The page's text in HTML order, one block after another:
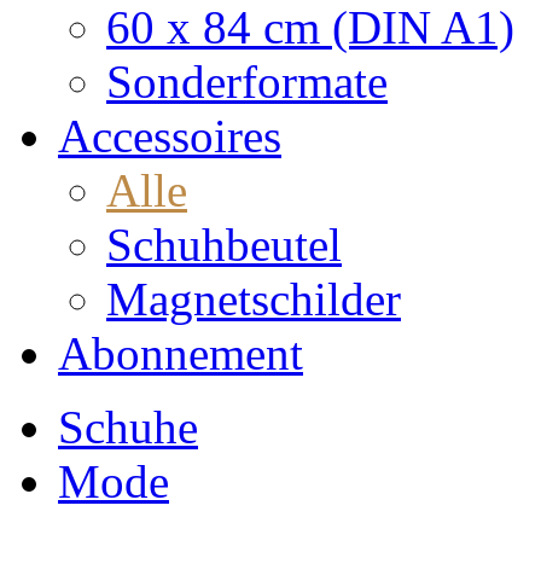
60 x 84 cm (DIN A1)
Sonderformate
Accessoires
Alle
Schuhbeutel
Magnetschilder
Abonnement
Schuhe
Mode